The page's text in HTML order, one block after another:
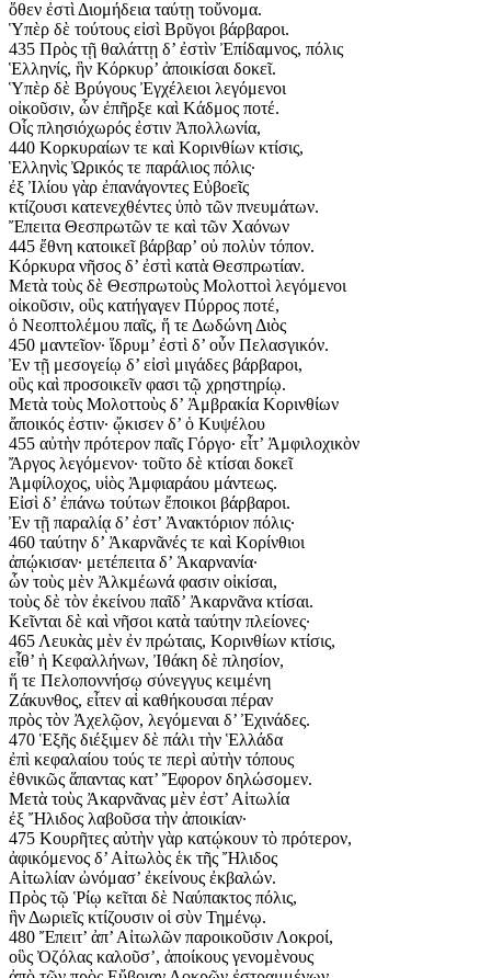
ὅθεν ἐστὶ Διομήδεια ταύτῃ τοὔνομα.
Ὑπὲρ δὲ τούτους εἰσὶ Βρῦγοι βάρβαροι.
435 Πρὸς τῇ θαλάττῃ δ’ ἐστὶν Ἐπίδαμνος, πόλις
Ἑλληνίς, ἣν Κόρκυρ’ ἀποικίσαι δοκεῖ.
Ὑπὲρ δὲ Βρύγους Ἐγχέλειοι λεγόμενοι
οἰκοῦσιν, ὧν ἐπῆρξε καὶ Κάδμος ποτέ.
Οἷς πλησιόχωρός ἐστιν Ἀπολλωνία,
440 Κορκυραίων τε καὶ Κορινθίων κτίσις,
Ἑλληνὶς Ὠρικός τε παράλιος πόλις·
ἐξ Ἰλίου γὰρ ἐπανάγοντες Εὐβοεῖς
κτίζουσι κατενεχθέντες ὑπὸ τῶν πνευμάτων.
Ἔπειτα Θεσπρωτῶν τε καὶ τῶν Χαόνων
445 ἔθνη κατοικεῖ βάρβαρ’ οὐ πολὺν τόπον.
Κόρκυρα νῆσος δ’ ἐστὶ κατὰ Θεσπρωτίαν.
Μετὰ τοὺς δὲ Θεσπρωτοὺς Μολοττοὶ λεγόμενοι
οἰκοῦσιν, οὓς κατήγαγεν Πύρρος ποτέ,
ὁ Νεοπτολέμου παῖς, ἥ τε Δωδώνη Διὸς
450 μαντεῖον· ἵδρυμ’ ἐστὶ δ’ οὖν Πελασγικόν.
Ἐν τῇ μεσογείῳ δ’ εἰσὶ μιγάδες βάρβαροι,
οὓς καὶ προσοικεῖν φασι τῷ χρηστηρίῳ.
Μετὰ τοὺς Μολοττοὺς δ’ Ἀμβρακία Κορινθίων
ἄποικός ἐστιν· ᾤκισεν δ’ ὁ Κυψέλου
455 αὐτὴν πρότερον παῖς Γόργο· εἶτ’ Ἀμφιλοχικὸν
Ἄργος λεγόμενον· τοῦτο δὲ κτίσαι δοκεῖ
Ἀμφίλοχος, υἱὸς Ἀμφιαράου μάντεως.
Εἰσὶ δ’ ἐπάνω τούτων ἔποικοι βάρβαροι.
Ἐν τῇ παραλίᾳ δ’ ἐστ’ Ἀνακτόριον πόλις·
460 ταύτην δ’ Ἀκαρνᾶνές τε καὶ Κορίνθιοι
ἀπῴκισαν· μετέπειτα δ’ Ἁκαρνανία·
ὧν τοὺς μὲν Ἀλκμέωνά φασιν οἰκίσαι,
τοὺς δὲ τὸν ἐκείνου παῖδ’ Ἀκαρνᾶνα κτίσαι.
Κεῖνται δὲ καὶ νῆσοι κατὰ ταύτην πλείονες·
465 Λευκὰς μὲν ἐν πρώταις, Κορινθίων κτίσις,
εἷθ’ ἡ Κεφαλλήνων, Ἰθάκη δὲ πλησίον,
ἥ τε Πελοποννήσῳ σύνεγγυς κειμένη
Ζάκυνθος, εἶτεν αἱ καθήκουσαι πέραν
πρὸς τὸν Ἀχελῷον, λεγόμεναι δ’ Ἐχινάδες.
470 Ἑξῆς διέξιμεν δὲ πάλι τὴν Ἑλλάδα
ἐπὶ κεφαλαίου τούς τε περὶ αὐτὴν τόπους
ἐθνικῶς ἅπαντας κατ’ Ἔφορον δηλώσομεν.
Μετὰ τοὺς Ἀκαρνᾶνας μὲν ἐστ’ Αἰτωλία
ἐξ Ἤλιδος λαβοῦσα τὴν ἀποικίαν·
475 Κουρῆτες αὐτὴν γὰρ κατῴκουν τὸ πρότερον,
ἀφικόμενος δ’ Αἰτωλὸς ἑκ τῆς Ἤλιδος
Αἰτωλίαν ὠνόμασ’ ἐκείνους ἐκβαλών.
Πρὸς τῷ Ῥίῳ κεῖται δὲ Ναύπακτος πόλις,
ἣν Δωριεῖς κτίζουσιν οἱ σὺν Τημένῳ.
480 Ἔπειτ’ ἀπ’ Αἰτωλῶν παροικοῦσιν Λοκροί,
οὓς Ὀζόλας καλοῦσ’, ἀποίκους γενομὲνους